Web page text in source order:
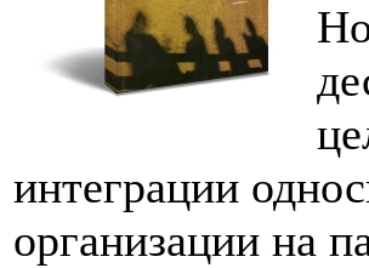
интеграции
организации на